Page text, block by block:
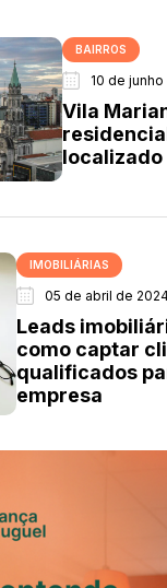
BAIRROS
10 de
Vila
localizado
IMOBILIÁRIAS
05 de abril de
Leads
como captar
qualificados
empresa